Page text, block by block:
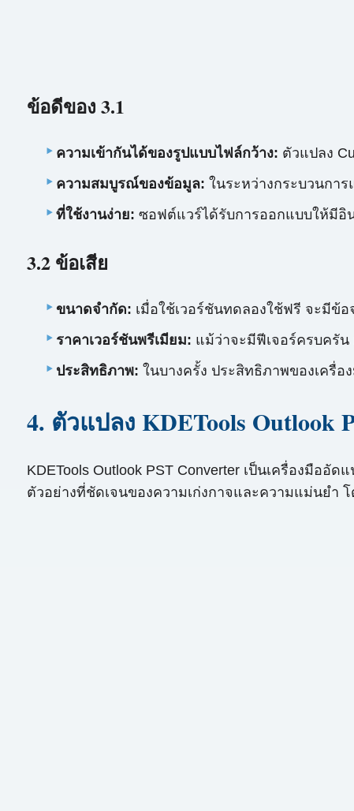
ข้อดีของ 3.1
ความเข้ากันได้ของรูปแบบไฟล์กว้าง: ตัวแปลง
ความสมบูรณ์ของข้อมูล: ในระหว่างกระบวนกา
ที่ใช้งานง่าย: ซอฟต์แวร์ได้รับการออกแบบให้มีอิ
3.2 ข้อเสีย
ขนาดจำกัด: เมื่อใช้เวอร์ชันทดลองใช้ฟรี จะมีข้
ราคาเวอร์ชันพรีเมียม: แม้ว่าจะมีฟีเจอร์ครบครัน
ประสิทธิภาพ: ในบางครั้ง ประสิทธิภาพของเครื่
4. ตัวแปลง KDETools Outlook
KDETools Outlook PST Converter เป็นเครื่องมือ
ตัวอย่างที่ชัดเจนของความเก่งกาจและความแม่นยำ